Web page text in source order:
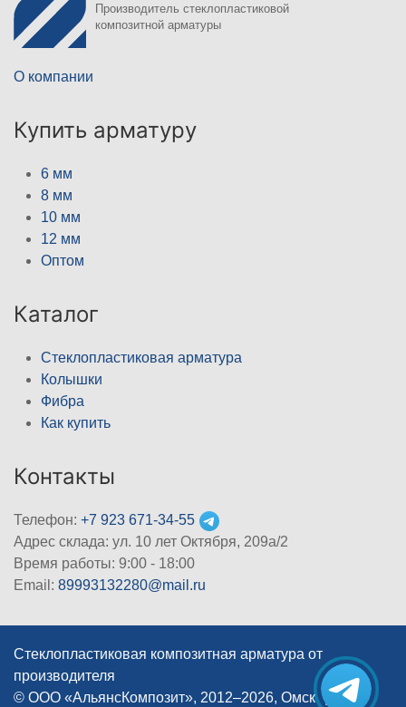
Производитель стеклопластиковой
композитной арматуры
О компании
Купить арматуру
6 мм
8 мм
10 мм
12 мм
Оптом
Каталог
Стеклопластиковая арматура
Колышки
Фибра
Как купить
Контакты
Телефон: +7 923 671-34-55
Адрес склада: ул. 10 лет Октября, 209а/2
Время работы: 9:00 - 18:00
Email: 89993132280@mail.ru
Стеклопластиковая композитная арматура от
производителя
© ООО «АльянсКомпозит», 2012–2026, Омск